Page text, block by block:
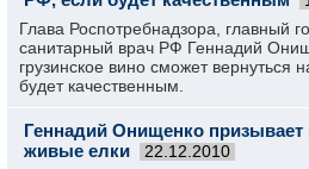
Глава Роспотребнадзора, главный
санитарный врач РФ Геннадий
грузинское вино сможет вернуться
будет качественным.
Геннадий Онищенко призывает
живые елки
22.12.2010